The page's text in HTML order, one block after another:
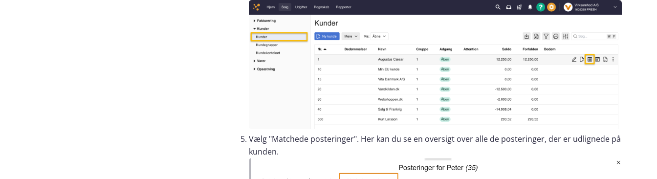
Vælg "Matchede posteringer". Her kan du se en oversigt over alle de posteringer, der er udlignede på
kunden.